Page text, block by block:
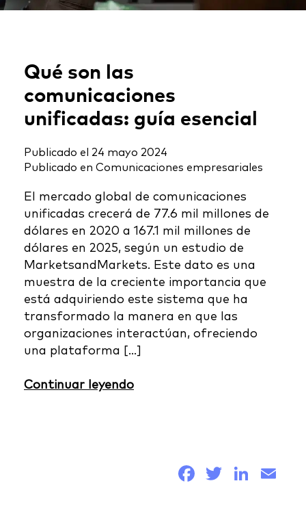
Qué son las
comunicaciones
unificadas: guía esencial
Publicado el 24 mayo 2024
Publicado en Comunicaciones empresariales
El mercado global de comunicaciones
unificadas crecerá de 77.6 mil millones de
dólares en 2020 a 167.1 mil millones de
dólares en 2025, según un estudio de
MarketsandMarkets. Este dato es una
muestra de la creciente importancia que
está adquiriendo este sistema que ha
transformado la manera en que las
organizaciones interactúan, ofreciendo
una plataforma […]
Facebook
Twitter
Continuar leyendo